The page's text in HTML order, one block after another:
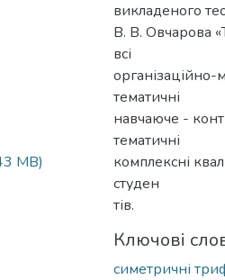
MB)
викладеного
В. В. Овчарова
всі
тематичні
навчаюче -
тематичні
комплексні
студен
тів.
Ключові
симетричні